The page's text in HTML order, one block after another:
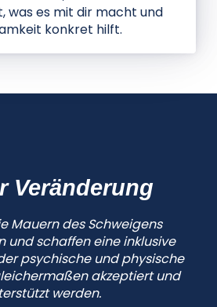
was es mit dir macht und
konkret hilft.
Veränderung
Mauern des Schweigens
und schaffen eine inklusive
psychische und physische
akzeptiert und
werden.